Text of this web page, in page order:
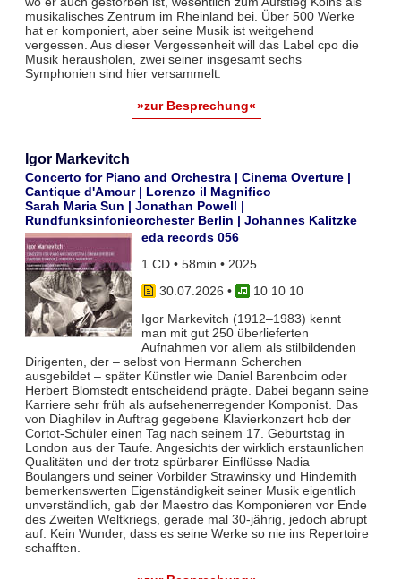
musikalisches Zentrum im Rheinland bei. Über 500 Werke
hat er komponiert, aber seine Musik ist weitgehend
vergessen. Aus dieser Vergessenheit will das Label cpo die
Musik herausholen, zwei seiner insgesamt sechs
Symphonien sind hier versammelt.
»zur Besprechung«
Igor Markevitch
Concerto for Piano and Orchestra | Cinema Overture |
Cantique d'Amour | Lorenzo il Magnifico
Sarah Maria Sun | Jonathan Powell |
Rundfunksinfonieorchester Berlin | Johannes Kalitzke
eda records 056
1 CD • 58min • 2025
30.07.2026 •
10 10 10
Igor Markevitch (1912–1983) kennt
man mit gut 250 überlieferten
Aufnahmen vor allem als stilbildenden
Dirigenten, der – selbst von Hermann Scherchen
ausgebildet – später Künstler wie Daniel Barenboim oder
Herbert Blomstedt entscheidend prägte. Dabei begann seine
Karriere sehr früh als aufsehenerregender Komponist. Das
von Diaghilev in Auftrag gegebene Klavierkonzert hob der
Cortot-Schüler einen Tag nach seinem 17. Geburtstag in
London aus der Taufe. Angesichts der wirklich erstaunlichen
Qualitäten und der trotz spürbarer Einflüsse Nadia
Boulangers und seiner Vorbilder Strawinsky und Hindemith
bemerkenswerten Eigenständigkeit seiner Musik eigentlich
unverständlich, gab der Maestro das Komponieren vor Ende
des Zweiten Weltkriegs, gerade mal 30-jährig, jedoch abrupt
auf. Kein Wunder, dass es seine Werke so nie ins Repertoire
schafften.